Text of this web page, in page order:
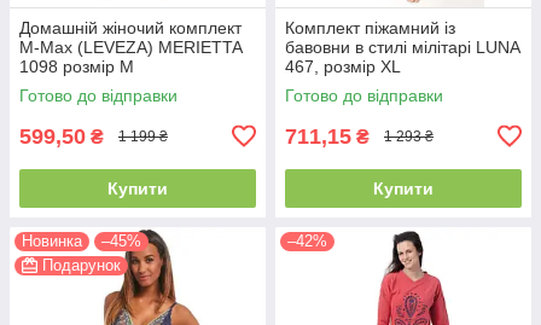
Домашній жіночий комплект
M-Max (LEVEZA) MERIETTA
1098 розмір М
Готово до відправки
599,50 ₴ 1 199 ₴
Купити
Комплект піжамний із
бавовни в стилі мілітарі LUNA
467, розмір XL
Готово до відправки
711,15 ₴ 1 293 ₴
Купити
Новинка
–45%
Подарунок
–42%